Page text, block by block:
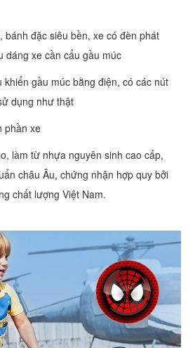
đặc siêu bền, xe có đèn phát
dáng xe cần cẩu gầu múc
gầu múc bằng điện, có các nút
dụng như thật
phần xe
làm từ nhựa nguyên sinh cao cấp,
châu Âu, chứng nhận hợp quy bởi
chất lượng Việt Nam.